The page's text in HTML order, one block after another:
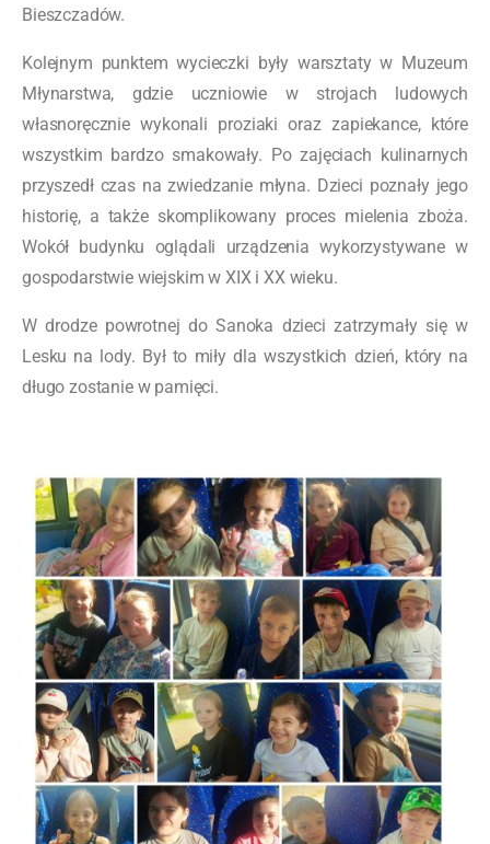
Bieszczadów.
Kolejnym punktem wycieczki były warsztaty w Muzeum
Młynarstwa, gdzie uczniowie w strojach ludowych
własnoręcznie wykonali proziaki oraz zapiekance, które
wszystkim bardzo smakowały. Po zajęciach kulinarnych
przyszedł czas na zwiedzanie młyna. Dzieci poznały jego
historię, a także skomplikowany proces mielenia zboża.
Wokół budynku oglądali urządzenia wykorzystywane w
gospodarstwie wiejskim w XIX i XX wieku.
W drodze powrotnej do Sanoka dzieci zatrzymały się w
Lesku na lody. Był to miły dla wszystkich dzień, który na
długo zostanie w pamięci.